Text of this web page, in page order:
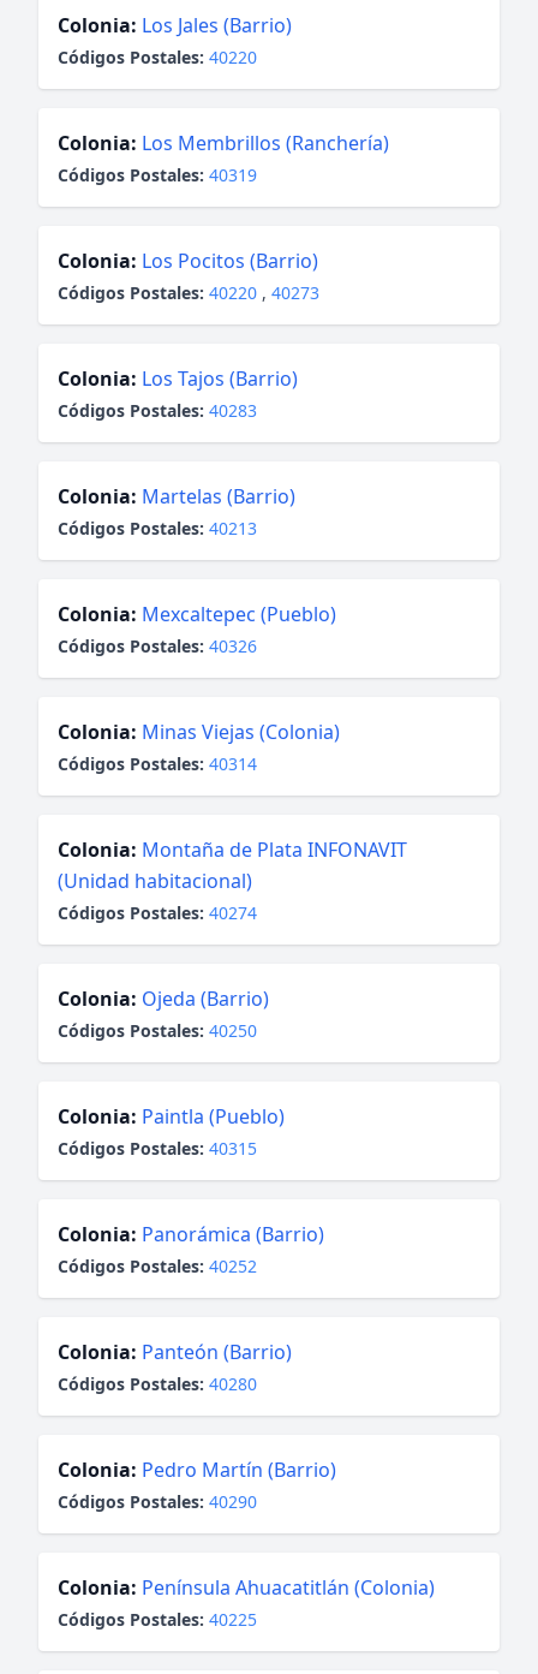
Colonia: Los Jales (Barrio)
Códigos Postales: 40220
Colonia: Los Membrillos (Ranchería)
Códigos Postales: 40319
Colonia: Los Pocitos (Barrio)
Códigos Postales: 40220 , 40273
Colonia: Los Tajos (Barrio)
Códigos Postales: 40283
Colonia: Martelas (Barrio)
Códigos Postales: 40213
Colonia: Mexcaltepec (Pueblo)
Códigos Postales: 40326
Colonia: Minas Viejas (Colonia)
Códigos Postales: 40314
Colonia: Montaña de Plata INFONAVIT
(Unidad habitacional)
Códigos Postales: 40274
Colonia: Ojeda (Barrio)
Códigos Postales: 40250
Colonia: Paintla (Pueblo)
Códigos Postales: 40315
Colonia: Panorámica (Barrio)
Códigos Postales: 40252
Colonia: Panteón (Barrio)
Códigos Postales: 40280
Colonia: Pedro Martín (Barrio)
Códigos Postales: 40290
Colonia: Península Ahuacatitlán (Colonia)
Códigos Postales: 40225